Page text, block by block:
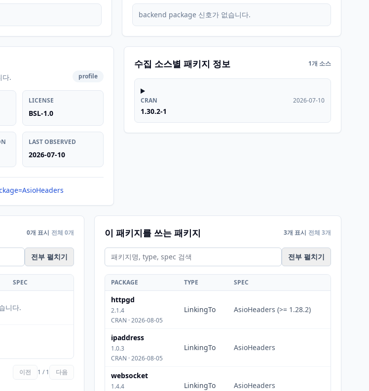
backend package 신호가 없습니다.
다. profile
LICENSE
BSL-1.0
LAST OBSERVED
2026-07-10
수집 소스별 패키지 정보 1개 소스
CRAN
1.30.2-1
2026-07-10
0개 표시 전체 0개
전부 펼치기
SPEC
니다.
이전 1 / 1 다음
이 패키지를 쓰는 패키지 3개 표시 전체 3개
전부 펼치기
PACKAGE TYPE SPEC
httpgd
2.1.4
CRAN · 2026-08-05
LinkingTo AsioHeaders (>= 1.28.2)
ipaddress
1.0.3
CRAN · 2026-08-05
LinkingTo AsioHeaders
websocket
1.4.4
LinkingTo AsioHeaders